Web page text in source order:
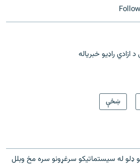
ازادي راډیو خبریاله
ښځې
ډلو له سیستماتیکو سرغړونو سره مخ وبلل